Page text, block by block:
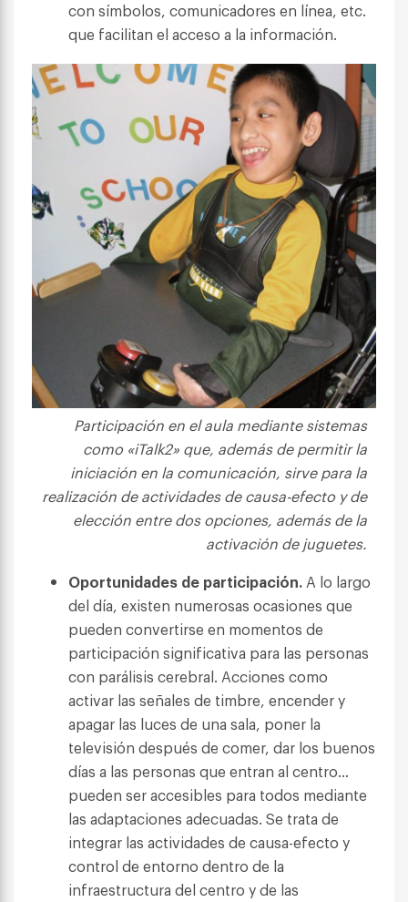
con símbolos, comunicadores en línea, etc.
que facilitan el acceso a la información.
Participación en el aula mediante sistemas
como «iTalk2» que, además de permitir la
iniciación en la comunicación, sirve para la
realización de actividades de causa-efecto y de
elección entre dos opciones, además de la
activación de juguetes.
Oportunidades de participación. A lo largo
del día, existen numerosas ocasiones que
pueden convertirse en momentos de
participación significativa para las personas
con parálisis cerebral. Acciones como
activar las señales de timbre, encender y
apagar las luces de una sala, poner la
televisión después de comer, dar los buenos
días a las personas que entran al centro…
pueden ser accesibles para todos mediante
las adaptaciones adecuadas. Se trata de
integrar las actividades de causa-efecto y
control de entorno dentro de la
infraestructura del centro y de las